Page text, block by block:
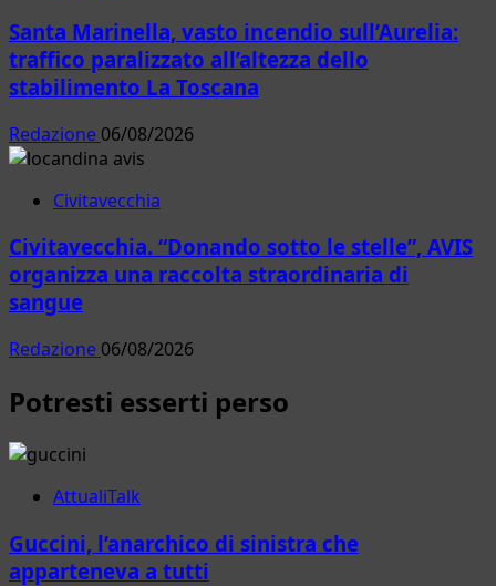
Santa Marinella, vasto incendio sull’Aurelia:
traffico paralizzato all’altezza dello
stabilimento La Toscana
Redazione 06/08/2026
Civitavecchia
Civitavecchia. “Donando sotto le stelle”, AVIS
organizza una raccolta straordinaria di
sangue
Redazione 06/08/2026
Potresti esserti perso
AttualiTalk
Guccini, l’anarchico di sinistra che
apparteneva a tutti